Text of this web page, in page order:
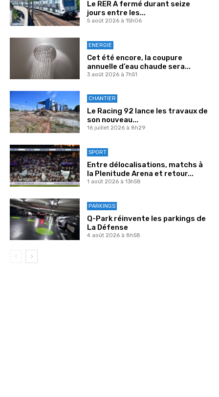
Le RER A fermé durant seize
jours entre les...
5 août 2026 à 15h06
ENERGIE
Cet été encore, la coupure
annuelle d’eau chaude sera...
3 août 2026 à 7h51
CHANTIER
Le Racing 92 lance les travaux de
son nouveau...
16 juillet 2026 à 8h29
SPORT
Entre délocalisations, matchs à
la Plenitude Arena et retour...
1 août 2026 à 13h58
PARKINGS
Q-Park réinvente les parkings de
La Défense
4 août 2026 à 8h58